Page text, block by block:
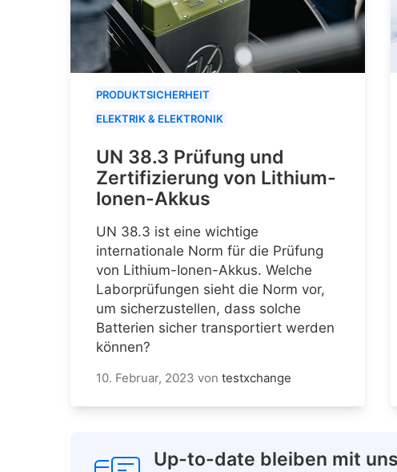
PRODUKTSICHERHEIT
ELEKTRIK & ELEKTRONIK
UN 38.3 Prüfung und
Zertifizierung von Lithium-
Ionen-Akkus
UN 38.3 ist eine wichtige
internationale Norm für die Prüfung
von Lithium-Ionen-Akkus. Welche
Laborprüfungen sieht die Norm vor,
um sicherzustellen, dass solche
Batterien sicher transportiert werden
können?
10. Februar, 2023 von testxchange
Up-to-date bleiben mit